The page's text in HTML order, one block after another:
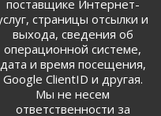
на обработку
данных
поставщике Интернет-
страницы отсылки и
выхода, сведения об
операционной системе,
дата и время посещения,
Google ClientID и другая.
Мы не несем
ответственности за